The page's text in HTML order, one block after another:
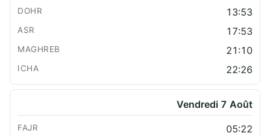
13:53
17:53
21:10
22:26
Vendredi 7 Août
05:22